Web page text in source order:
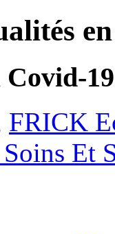
19
FRICK
Soins Et